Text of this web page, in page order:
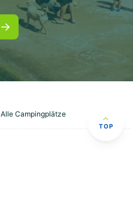
Alle Campingplätze
TOP